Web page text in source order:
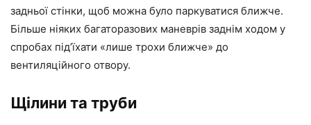
задньої стінки, щоб можна було паркуватися ближче.
Більше ніяких багаторазових маневрів заднім ходом у
спробах під’їхати «лише трохи ближче» до
вентиляційного отвору.
Щілини та труби